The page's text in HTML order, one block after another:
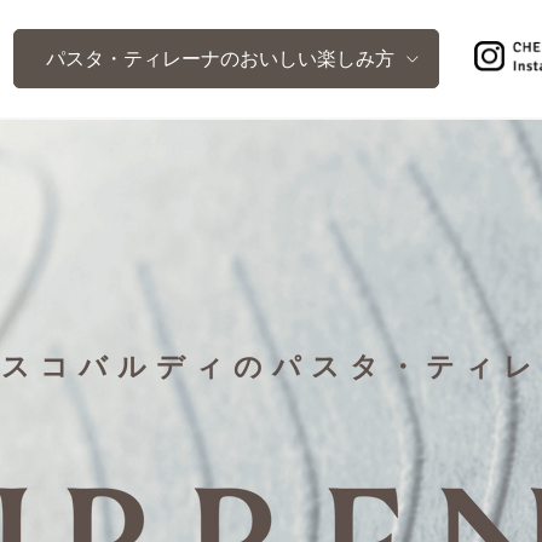
パスタ・ティレーナのおいしい楽しみ方
コバルディのパスタ・ティ